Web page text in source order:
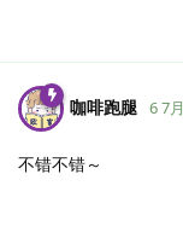
咖啡跑腿 6 7月
不错不错～